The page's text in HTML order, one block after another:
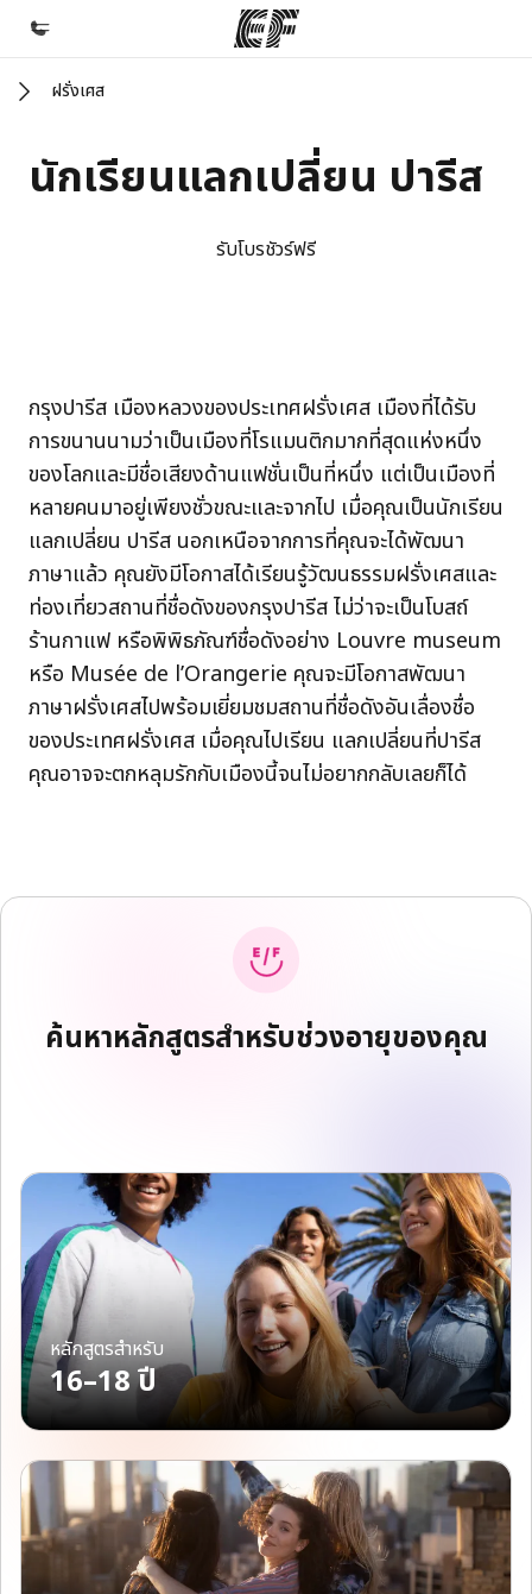
หน้าหลัก
โปรแกรม
ประวัติองค์กร
อาชีพ
ร่วมงานกับเรา
ฝรั่งเศส
นักเรียนแลกเปลี่ยน ปารีส
รับโบรชัวร์ฟรี
กรุงปารีส เมืองหลวงของประเทศฝรั่งเศส เมืองที่ได้รับ
การขนานนามว่าเป็นเมืองที่โรแมนติกมากที่สุดแห่งหนึ่ง
ของโลกและมีชื่อเสียงด้านแฟชั่นเป็นที่หนึ่ง แต่เป็นเมืองที่
หลายคนมาอยู่เพียงชั่วขณะและจากไป เมื่อคุณเป็นนักเรียน
แลกเปลี่ยน ปารีส นอกเหนือจากการที่คุณจะได้พัฒนา
ภาษาแล้ว คุณยังมีโอกาสได้เรียนรู้วัฒนธรรมฝรั่งเศสและ
ท่องเที่ยวสถานที่ชื่อดังของกรุงปารีส ไม่ว่าจะเป็นโบสถ์
ร้านกาแฟ หรือพิพิธภัณฑ์ชื่อดังอย่าง Louvre museum
หรือ Musée de l’Orangerie คุณจะมีโอกาสพัฒนา
ภาษาฝรั่งเศสไปพร้อมเยี่ยมชมสถานที่ชื่อดังอันเลื่องชื่อ
ของประเทศฝรั่งเศส เมื่อคุณไปเรียน แลกเปลี่ยนที่ปารีส
คุณอาจจะตกหลุมรักกับเมืองนี้จนไม่อยากกลับเลยก็ได้
ค้นหาหลักสูตรสำหรับช่วงอายุของคุณ
หลักสูตรสำหรับ
16–18 ปี